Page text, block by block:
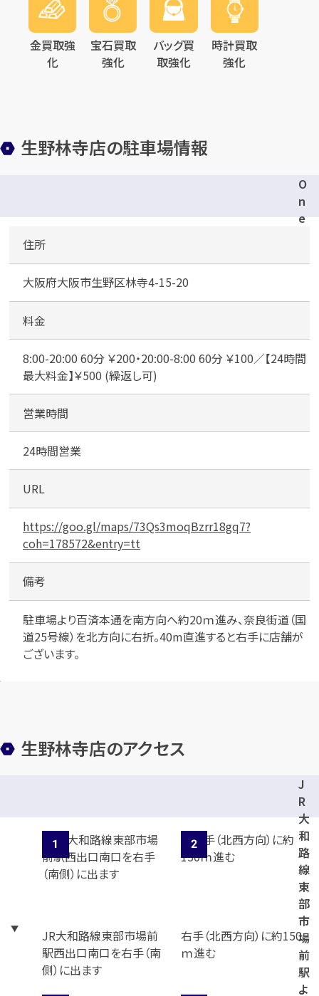
金買取強
化
宝石買取
強化
バッグ買
取強化
時計買取
強化
生野林寺店の駐車場情報
O
n
e
r
林
4
丁
住所
大阪府大阪市生野区林寺4-15-20
料金
8:00-20:00 60分 ￥200・20:00-8:00 60分 ￥100／【24時間
最大料金】￥500 (繰返し可)
営業時間
24時間営業
URL
https://goo.gl/maps/73Qs3moqBzrr18gq7?
coh=178572&entry=tt
備考
駐車場より百済本通を南方向へ約20ｍ進み、奈良街道（国
道25号線）を北方向に右折。40m直進すると右手に店舗が
ございます。
生野林寺店のアクセス
J
R
大
和
路
線
東
部
市
場
前
駅
よ
JR大和路線東部市場前
駅西出口南口を右手（南
側）に出ます
右手（北西方向）に約150
ｍ進む